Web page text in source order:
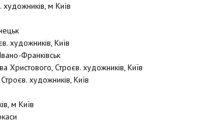
м Київ
художників, Київ
Франківськ
Христового, Строєв. художників, Київ
художників, Київ
м Київ